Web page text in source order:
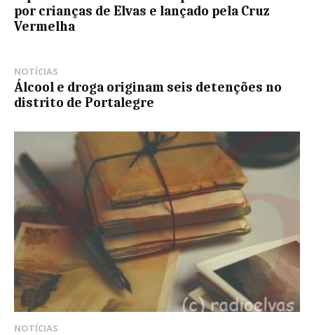
por crianças de Elvas e lançado pela Cruz
Vermelha
NOTÍCIAS
Álcool e droga originam seis detenções no
distrito de Portalegre
NOTÍCIAS